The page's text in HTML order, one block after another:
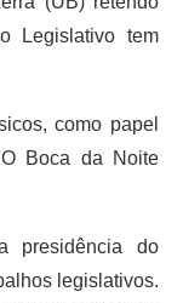
Legislativo tem
como papel
Boca da Noite
presidência do
legislativos.